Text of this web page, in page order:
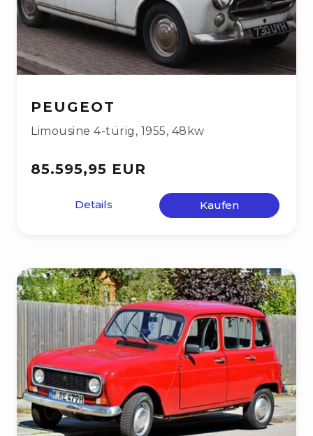
PEUGEOT
Limousine 4-türig , 1955, 48kw
85.595,95 EUR
Details Kaufen